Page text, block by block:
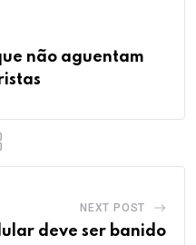
não aguentam
NEXT POST
deve ser banido